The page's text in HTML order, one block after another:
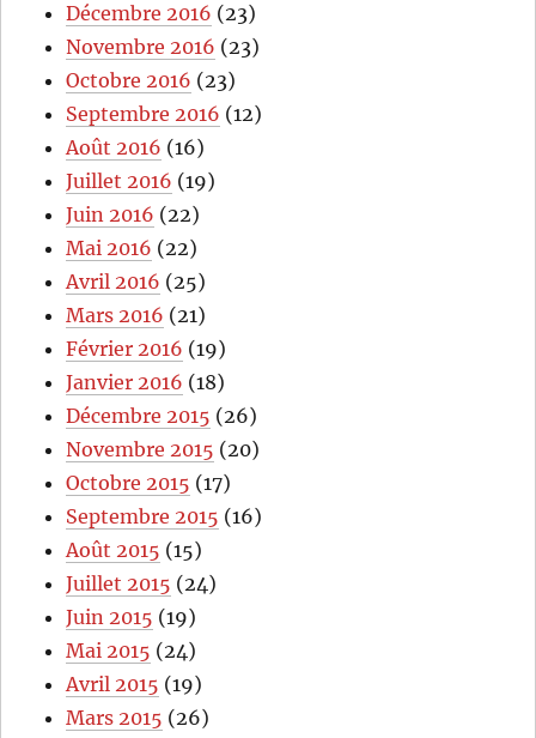
Décembre 2016 (23)
Novembre 2016 (23)
Octobre 2016 (23)
Septembre 2016 (12)
Août 2016 (16)
Juillet 2016 (19)
Juin 2016 (22)
Mai 2016 (22)
Avril 2016 (25)
Mars 2016 (21)
Février 2016 (19)
Janvier 2016 (18)
Décembre 2015 (26)
Novembre 2015 (20)
Octobre 2015 (17)
Septembre 2015 (16)
Août 2015 (15)
Juillet 2015 (24)
Juin 2015 (19)
Mai 2015 (24)
Avril 2015 (19)
Mars 2015 (26)